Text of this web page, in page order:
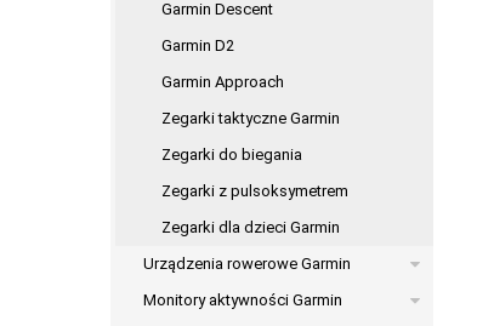
Garmin Descent
Garmin D2
Garmin Approach
Zegarki taktyczne Garmin
Zegarki do biegania
Zegarki z pulsoksymetrem
Zegarki dla dzieci Garmin
Urządzenia rowerowe Garmin
Monitory aktywności Garmin